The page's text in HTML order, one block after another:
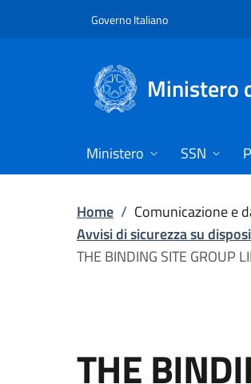
Governo Italiano
Ministero
Ministero SSN
Home / Comunicazione e
Avvisi di sicurezza su
THE BINDING SITE GROUP
THE